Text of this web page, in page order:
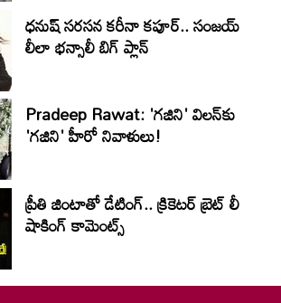
ధనుష్ సరసన కరీనా కపూర్.. సంజయ్
లీలా భన్సాలీ బిగ్ ప్లాన్
Pradeep Rawat: 'గజిని' విలన్‌కు
'గజిని' హీరో నివాళులు!
ప్రీతి జింటాతో డేటింగ్‌.. క్రికెటర్ బ్రెట్‌ లీ
షాకింగ్ కామెంట్స్